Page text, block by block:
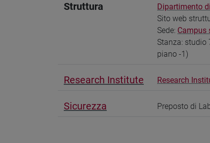
Struttura
Dipartimento
Sito web
Sede: Campus
Stanza: studio
piano -1)
Research Institute Research
Sicurezza Preposto di